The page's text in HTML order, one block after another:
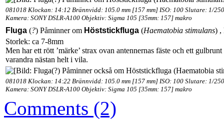
081018 Klockan: 14:12 Brännvidd: 105.0 mm [157 mm] ISO: 100 Slutare: 1/
Kamera: SONY DSLR-A100 Objektiv: Sigma 105 [35mm: 157] makro
Fluga (?) Påminner om Höststickfluga (Haematobia stimulans) ,
Storlek: ca 7-8mm
Men har ett rött ’märke’ strax ovan antennernas fäste och ett
varandra nästan helt i vila.
081018 Klockan: 14:22 Brännvidd: 105.0 mm [157 mm] ISO: 100 Slutare: 1/
Kamera: SONY DSLR-A100 Objektiv: Sigma 105 [35mm: 157] makro
Comments (2)